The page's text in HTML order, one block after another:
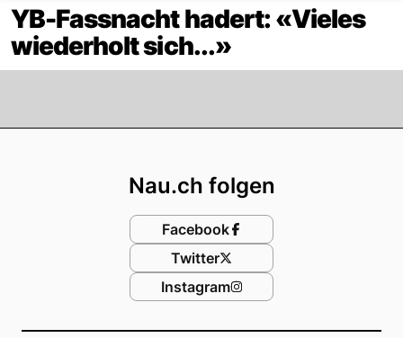
YB-Fassnacht hadert: «Vieles
wiederholt sich...»
Nau.ch folgen
Facebook
Twitter
Instagram